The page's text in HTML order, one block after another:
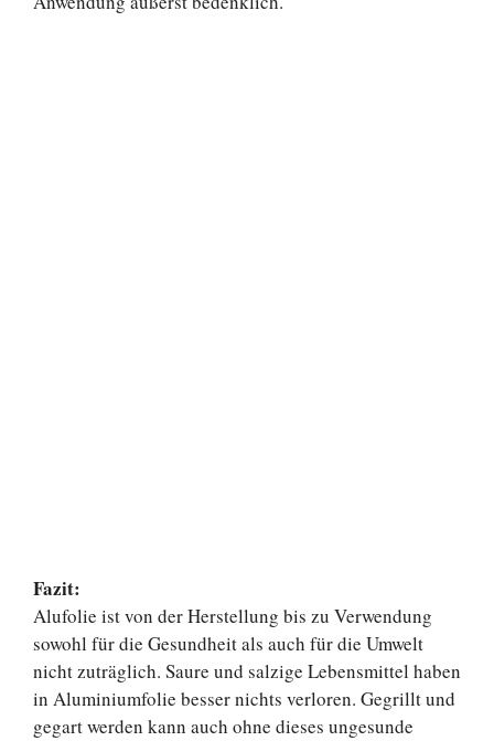
Fazit:
Alufolie ist von der Herstellung bis zu Verwendung
sowohl für die Gesundheit als auch für die Umwelt
nicht zuträglich. Saure und salzige Lebensmittel haben
in Aluminiumfolie besser nichts verloren. Gegrillt und
gegart werden kann auch ohne dieses ungesunde